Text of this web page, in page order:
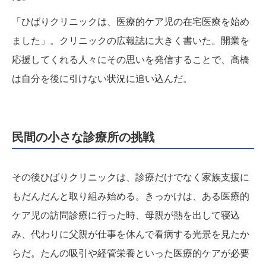
「ひばりクリニックは、医療的ケア児の在宅医療を始め
ました」。クリニックの広報誌に大きく書いた。開業を
応援してくれる人々にその思いを発信することで、髙橋
は自分を後に引けない状況に追い込んだ。
民間の小さな診療所の挑戦
その後ひばりクリニックは、診療だけでなく家族支援に
もだんだんと取り組み始める。きっかけは、ある医療的
ケア児の訪問診療に行った時、母親が熱を出して寝込
み、代わりに父親が仕事を休んで看病する光景を見たか
らだ。たんの吸引や経管栄養といった医療的ケアが必要